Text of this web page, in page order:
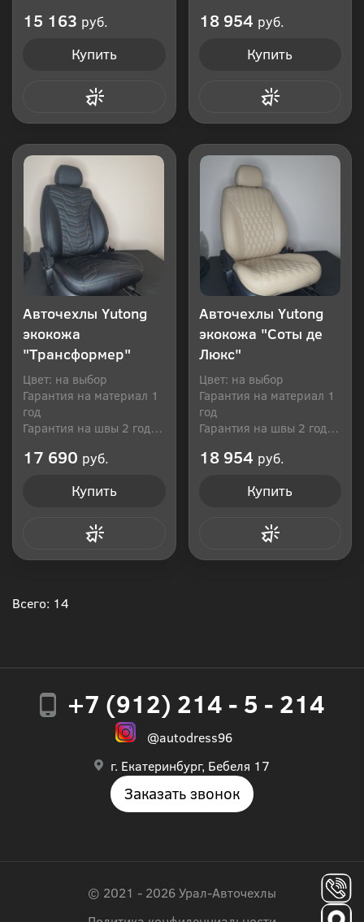
15 163 руб.
Купить
18 954 руб.
Купить
Авточехлы Yutong
экокожа
"Трансформер"
Цвет: на выбор
Гарантия на материал 1
год
Гарантия на швы 2 года
17 690 руб.
Купить
Авточехлы Yutong
экокожа "Соты де
Люкс"
Цвет: на выбор
Гарантия на материал 1
год
Гарантия на швы 2 года
18 954 руб.
Купить
Всего: 14
+7 (912) 214 - 5 - 214
@autodress96
г. Екатеринбург, Бебеля 17
Заказать звонок
© 2021 - 2026 Урал-Авточехлы